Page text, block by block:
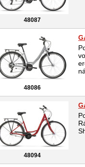
48087
48086
48094